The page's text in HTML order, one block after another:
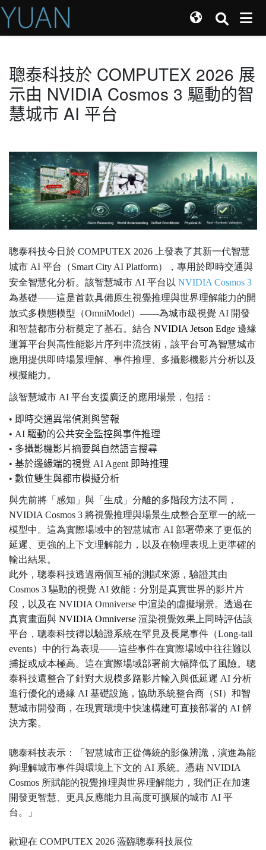
聰泰科技於 COMPUTEX 2026 展
示由 NVIDIA Cosmos 3 驅動的智
慧城市 AI 平台
聰泰科技今日於 COMPUTEX 2026 上發表了其新一代智慧
城市 AI 平台（Smart City AI Platform），專用於即時交通與
安全智慧化分析。該智慧城市 AI 平台以 NVIDIA Cosmos 3
為基礎——這是首款具備原生視覺推理與世界理解能力的開
放式多模態模型（OmniModel）——為城市級視覺 AI 開發
和智慧都市分析奠定了基石。結合 NVIDIA Jetson Edge 邊緣
運算平台與高性能影片序列串流技術，該平台可為智慧城市
應用提供即時場景理解、事件推理、多攝影機影片分析以及
模擬能力。
該智慧城市 AI 平台支援廣泛的應用場景，包括：
• 即時交通異常偵測與警報
• AI 驅動的公共安全監控與事件推理
• 多攝影機影片摘要與自然語言搜尋
• 基於邊緣端的視覺 AI Agent 即時推理
• 數位雙生與都市模擬分析
與先前將「感知」與「生成」分離的多階段方法不同，
NVIDIA Cosmos 3 將視覺推理與場景生成整合至單一的統一
模型中。這為實際場域中的智慧城市 AI 部署帶來了更低的
延遲、更強的上下文理解能力，以及在物理表現上更準確的
輸出結果。
此外，聰泰科技透過兩個互補的測試來源，驗證其由
Cosmos 3 驅動的視覺 AI 效能：分別是真實世界的影片片
段，以及在 NVIDIA Omniverse 中渲染的虛擬場景。透過在
真實畫面與 NVIDIA Omniverse 渲染視覺效果上同時評估該
平台，聰泰科技得以驗證系統在罕見及長尾事件（Long-tail
events）中的行為表現——這些事件在實際場域中往往難以
捕捉或成本極高。這在實際場域部署前大幅降低了風險。聰
泰科技還整合了針對大規模多路影片輸入與低延遲 AI 分析
進行優化的邊緣 AI 基礎設施，協助系統整合商（SI）和智
慧城市開發商，在現實環境中快速構建可直接部署的 AI 解
決方案。
聰泰科技表示：「智慧城市正從傳統的影像辨識，演進為能
夠理解城市事件與環境上下文的 AI 系統。憑藉 NVIDIA
Cosmos 所賦能的視覺推理與世界理解能力，我們正在加速
開發更智慧、更具反應能力且高度可擴展的城市 AI 平
台。」
歡迎在 COMPUTEX 2026 蒞臨聰泰科技展位